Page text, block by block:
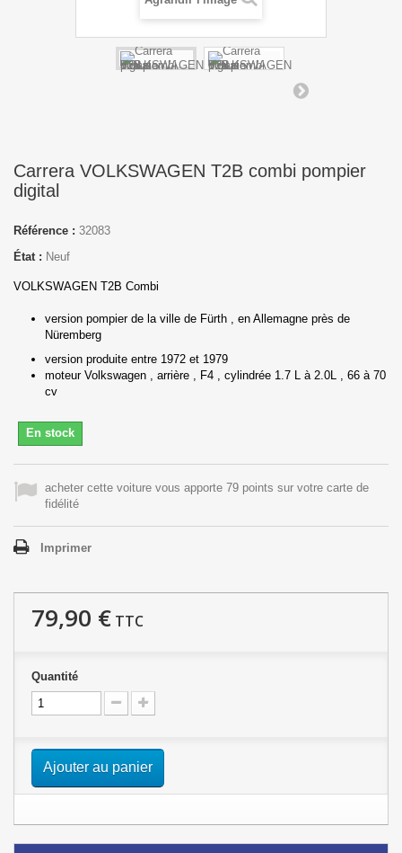
Carrera VOLKSWAGEN T2B combi pompier
digital
Référence : 32083
État : Neuf
VOLKSWAGEN T2B Combi
version pompier de la ville de Fürth , en Allemagne près de
Nüremberg
version produite entre 1972 et 1979
moteur Volkswagen , arrière , F4 , cylindrée 1.7 L à 2.0L , 66 à 70
cv
En stock
acheter cette voiture vous apporte 79 points sur votre carte de
fidélité
Imprimer
79,90 € TTC
Quantité
Ajouter au panier